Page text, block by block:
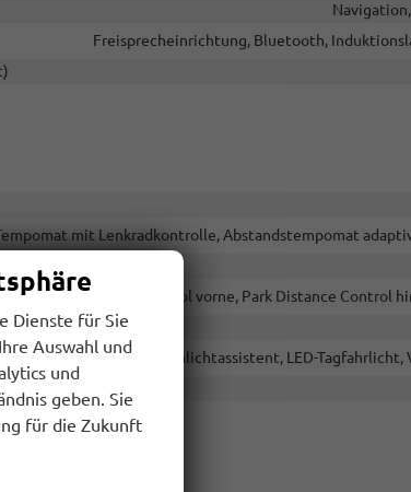
Freisprecheinrichtung, Bluetooth,
mit Lenkradkontrolle, Abstandstempomat
Park Distance Control vorne, Park Distance Control
LED-Scheinwerfer, Fernlichtassistent, LED-Tagfahrlicht,
Dienste für Sie
Auswahl und
und
geben. Sie
für die Zukunft